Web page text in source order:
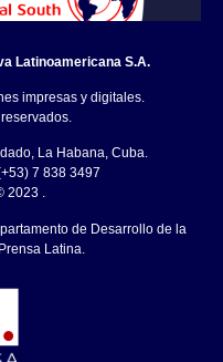
Latinoamericana S.A.
impresas y digitales.
La Habana, Cuba.
7 838 3497
2023 .
de Desarrollo de la
Latina.